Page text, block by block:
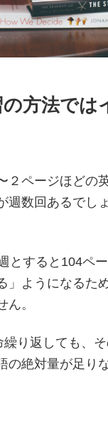
方法では
２ページほどの
週数回あるでし
とすると104ペ
」ようになるた
。
り返しても、
の絶対量が足り